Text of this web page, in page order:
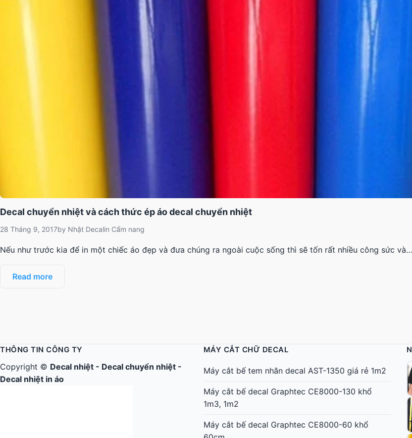
Decal chuyển nhiệt và cách thức ép áo decal chuyển nhiệt
28 Tháng 9, 2017by Nhật Decalin Cẩm nang
Nếu như trước kia để in một chiếc áo đẹp và đưa chúng ra ngoài cuộc sống thì sẽ tốn rất nhiều công sức và…
Read more
THÔNG TIN CÔNG TY
Copyright © Decal nhiệt - Decal chuyển nhiệt -
Decal nhiệt in áo
MÁY CẮT CHỮ DECAL
Máy cắt bế tem nhãn decal AST-1350 giá rẻ 1m2
Máy cắt bế decal Graphtec CE8000-130 khổ
1m3, 1m2
Máy cắt bế decal Graphtec CE8000-60 khổ